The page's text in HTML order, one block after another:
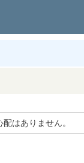
はありません。